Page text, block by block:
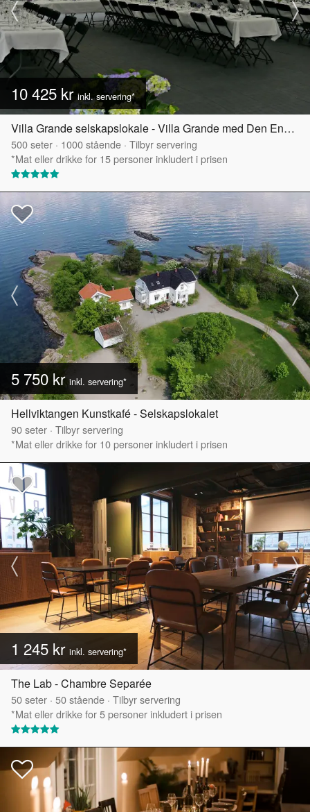
10 425 krinkl. servering*
Villa Grande selskapslokale - Villa Grande med Den Engelske Hagen
500seter · 1000stående · Tilbyr servering
*Mat eller drikke for 15 personer inkludert i prisen
5 750 krinkl. servering*
Hellviktangen Kunstkafé - Selskapslokalet
90seter · Tilbyr servering
*Mat eller drikke for 10 personer inkludert i prisen
1 245 kr inkl. servering*
The Lab - Chambre Separée
50seter · 50stående · Tilbyr servering
*Mat eller drikke for 5 personer inkludert i prisen